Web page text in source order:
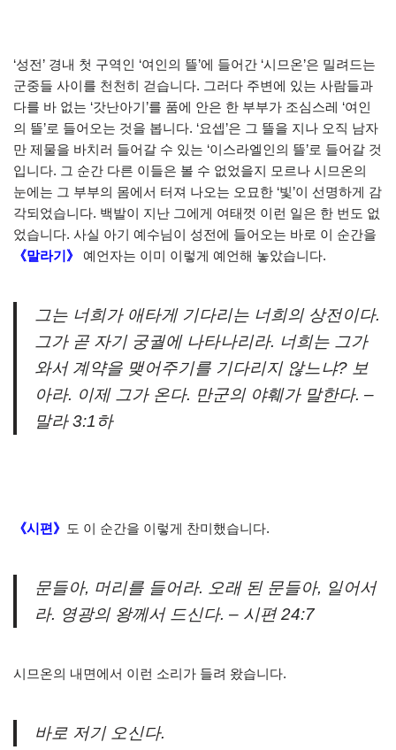
‘성전’ 경내 첫 구역인 ‘여인의 뜰’에 들어간 ‘시므온’은 밀려드는
군중들 사이를 천천히 걷습니다. 그러다 주변에 있는 사람들과
다를 바 없는 ‘갓난아기’를 품에 안은 한 부부가 조심스레 ‘여인
의 뜰’로 들어오는 것을 봅니다. ‘요셉’은 그 뜰을 지나 오직 남자
만 제물을 바치러 들어갈 수 있는 ‘이스라엘인의 뜰’로 들어갈 것
입니다. 그 순간 다른 이들은 볼 수 없었을지 모르나 시므온의
눈에는 그 부부의 몸에서 터져 나오는 오묘한 ‘빛’이 선명하게 감
각되었습니다. 백발이 지난 그에게 여태껏 이런 일은 한 번도 없
었습니다. 사실 아기 예수님이 성전에 들어오는 바로 이 순간을
《말라기》
예언자는 이미 이렇게 예언해 놓았습니다.
그는 너희가 애타게 기다리는 너희의 상전이다.
그가 곧 자기 궁궐에 나타나리라. 너희는 그가
와서 계약을 맺어주기를 기다리지 않느냐? 보
아라. 이제 그가 온다. 만군의 야훼가 말한다. –
말라 3:1하
《시편》 도 이 순간을 이렇게 찬미했습니다.
문들아, 머리를 들어라. 오래 된 문들아, 일어서
라. 영광의 왕께서 드신다. – 시편 24:7
시므온의 내면에서 이런 소리가 들려 왔습니다.
바로 저기 오신다.